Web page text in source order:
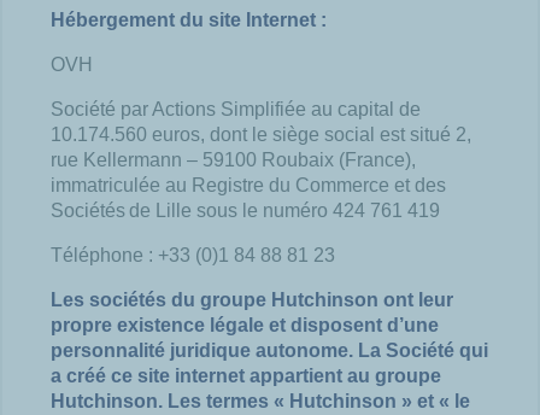
Hébergement du site Internet :
OVH
Société par Actions Simplifiée au capital de
10.174.560 euros, dont le siège social est situé 2,
rue Kellermann – 59100 Roubaix (France),
immatriculée au Registre du Commerce et des
Sociétés de Lille sous le numéro 424 761 419
Téléphone : +33 (0)1 84 88 81 23
Les sociétés du groupe Hutchinson ont leur
propre existence légale et disposent d’une
personnalité juridique autonome. La Société qui
a créé ce site internet appartient au groupe
Hutchinson. Les termes « Hutchinson » et « le